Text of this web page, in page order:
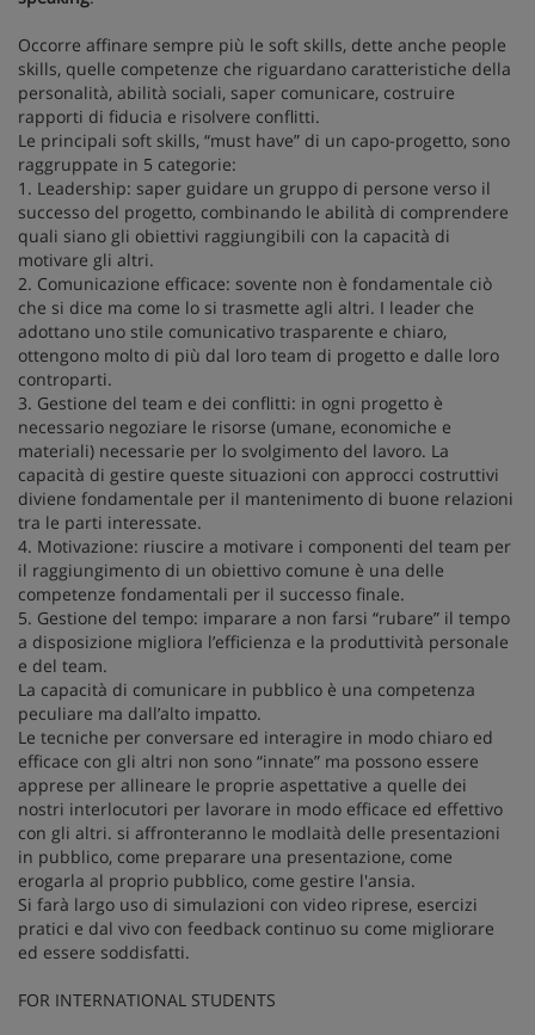
Occorre affinare sempre più le soft skills, dette anche people
skills, quelle competenze che riguardano caratteristiche della
personalità, abilità sociali, saper comunicare, costruire
rapporti di fiducia e risolvere conflitti.
Le principali soft skills, “must have” di un capo-progetto, sono
raggruppate in 5 categorie:
1. Leadership: saper guidare un gruppo di persone verso il
successo del progetto, combinando le abilità di comprendere
quali siano gli obiettivi raggiungibili con la capacità di
motivare gli altri.
2. Comunicazione efficace: sovente non è fondamentale ciò
che si dice ma come lo si trasmette agli altri. I leader che
adottano uno stile comunicativo trasparente e chiaro,
ottengono molto di più dal loro team di progetto e dalle loro
controparti.
3. Gestione del team e dei conflitti: in ogni progetto è
necessario negoziare le risorse (umane, economiche e
materiali) necessarie per lo svolgimento del lavoro. La
capacità di gestire queste situazioni con approcci costruttivi
diviene fondamentale per il mantenimento di buone relazioni
tra le parti interessate.
4. Motivazione: riuscire a motivare i componenti del team per
il raggiungimento di un obiettivo comune è una delle
competenze fondamentali per il successo finale.
5. Gestione del tempo: imparare a non farsi “rubare” il tempo
a disposizione migliora l’efficienza e la produttività personale
e del team.
La capacità di comunicare in pubblico è una competenza
peculiare ma dall’alto impatto.
Le tecniche per conversare ed interagire in modo chiaro ed
efficace con gli altri non sono “innate” ma possono essere
apprese per allineare le proprie aspettative a quelle dei
nostri interlocutori per lavorare in modo efficace ed effettivo
con gli altri. si affronteranno le modlaità delle presentazioni
in pubblico, come preparare una presentazione, come
erogarla al proprio pubblico, come gestire l'ansia.
Si farà largo uso di simulazioni con video riprese, esercizi
pratici e dal vivo con feedback continuo su come migliorare
ed essere soddisfatti.
FOR INTERNATIONAL STUDENTS